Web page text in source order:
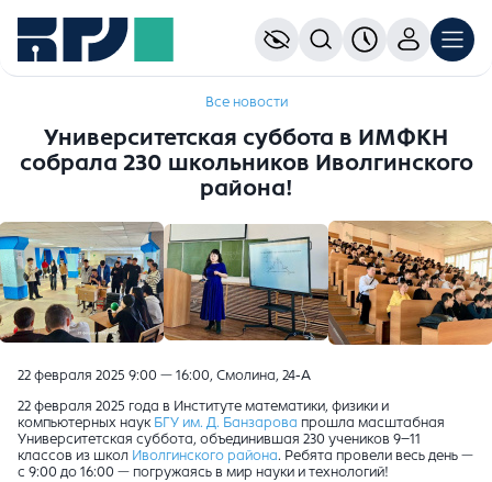
Все новости
Университетская суббота в ИМФКН
собрала 230 школьников Иволгинского
района!
22 февраля 2025 9:00 — 16:00, Смолина, 24-А
22 февраля 2025 года в Институте математики, физики и
компьютерных наук БГУ им. Д. Банзарова прошла масштабная
Университетская суббота, объединившая 230 учеников 9–11
классов из школ Иволгинского района. Ребята провели весь день —
с 9:00 до 16:00 — погружаясь в мир науки и технологий!